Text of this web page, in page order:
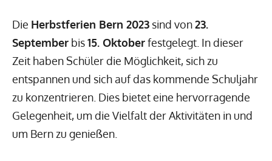
Die Herbstferien Bern 2023 sind von23.
September bis15. Oktoberfestgelegt. In dieser
Zeit haben Schüler die Möglichkeit, sich zu
entspannen und sich auf das kommende Schuljahr
zu konzentrieren. Dies bietet eine hervorragende
Gelegenheit, um die Vielfalt der Aktivitäten in und
um Bern zu genießen.